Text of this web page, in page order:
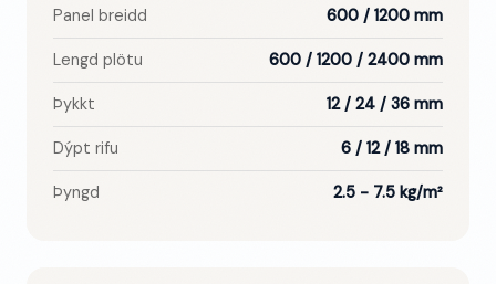
Panel breidd 600 / 1200 mm
Lengd plötu 600 / 1200 / 2400 mm
Þykkt 12 / 24 / 36 mm
Dýpt rifu 6 / 12 / 18 mm
Þyngd 2.5 - 7.5 kg/m²